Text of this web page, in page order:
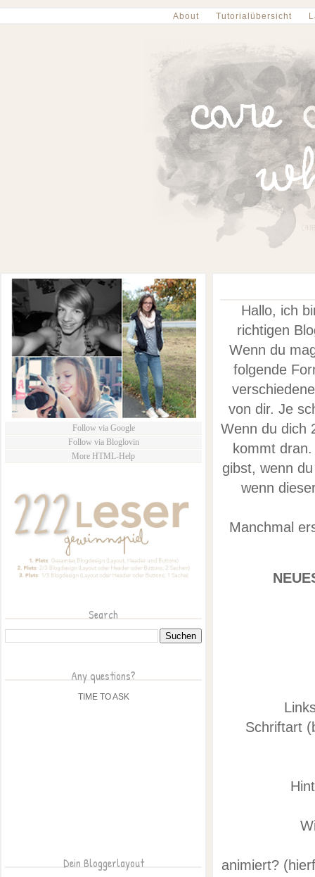
About Tutorialübersicht
Hallo, ich
richtigen
Wenn du
folgende
von dir. Je
Wenn du dich
kommt
gibst, wenn
wenn
Manchmal
Schriftart
animiert?
Follow via Google
Follow via Bloglovin
More HTML-Help
Search
Any questions?
TIME TO ASK
Dein Bloggerlayout